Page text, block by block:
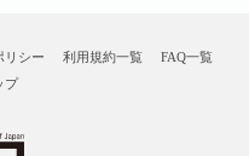
リシー 利用規約一覧
FAQ一覧
プ